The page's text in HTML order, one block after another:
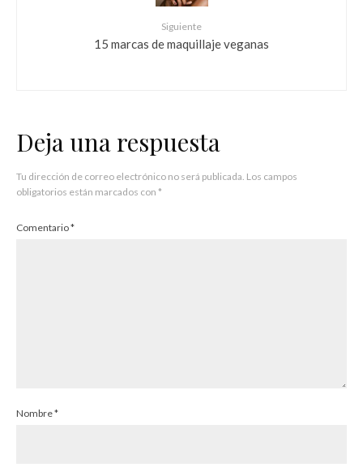
Siguiente
15 marcas de maquillaje veganas
Deja una respuesta
Tu dirección de correo electrónico no será publicada. Los campos
obligatorios están marcados con *
Comentario*
Nombre*